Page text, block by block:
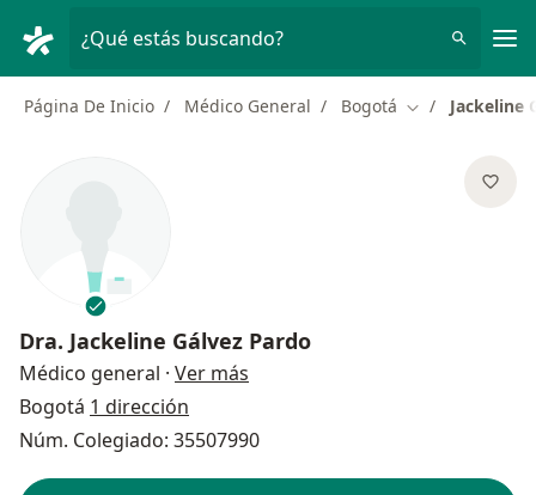
¿Qué estás buscando?
Página De Inicio Médico General Bogotá Cambiar de
Jackeline
Dra. Jackeline Gálvez Pardo
Médico general · Ver más
Bogotá 1 dirección
Núm. Colegiado: 35507990